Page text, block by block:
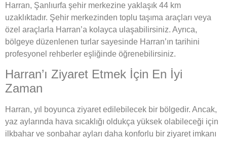
Harran, Şanlıurfa şehir merkezine yaklaşık 44 km
uzaklıktadır. Şehir merkezinden toplu taşıma araçları veya
özel araçlarla Harran’a kolayca ulaşabilirsiniz. Ayrıca,
bölgeye düzenlenen turlar sayesinde Harran’ın tarihini
profesyonel rehberler eşliğinde öğrenebilirsiniz.
Harran’ı Ziyaret Etmek İçin En İyi
Zaman
Harran, yıl boyunca ziyaret edilebilecek bir bölgedir. Ancak,
yaz aylarında hava sıcaklığı oldukça yüksek olabileceği için
ilkbahar ve sonbahar ayları daha konforlu bir ziyaret imkanı